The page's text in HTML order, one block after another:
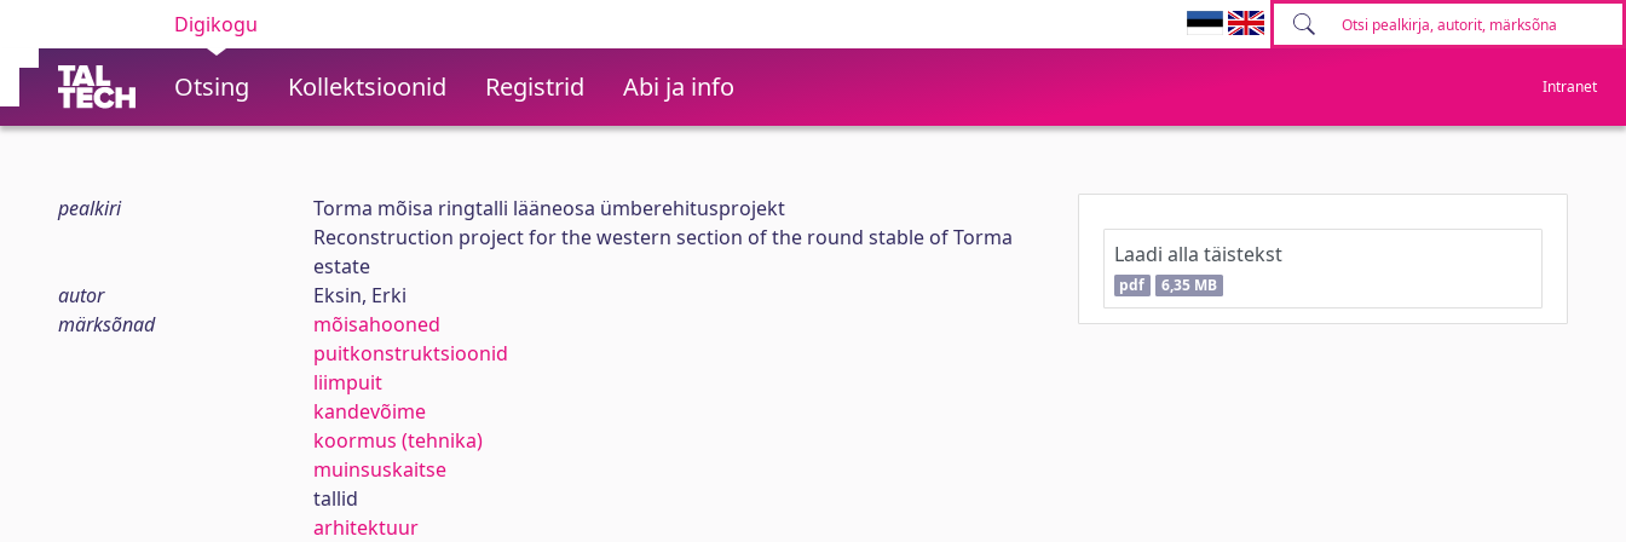
Digikogu
Otsing Kollektsioonid Registrid Abi ja info Intranet
pealkiri
Torma mõisa ringtalli lääneosa ümberehitusprojekt
Reconstruction project for the western section of the round stable of Torma
estate
autor
Eksin, Erki
märksõnad
mõisahooned
puitkonstruktsioonid
liimpuit
kandevõime
koormus (tehnika)
muinsuskaitse
tallid
arhitektuur
Laadi alla täistekst
pdf 6,35 MB